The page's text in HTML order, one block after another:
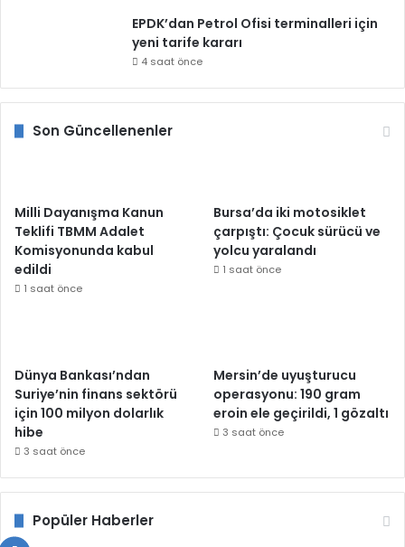
EPDK’dan Petrol Ofisi terminalleri için
yeni tarife kararı
4 saat önce
Son Güncellenenler
Milli Dayanışma Kanun
Teklifi TBMM Adalet
Komisyonunda kabul
edildi
1 saat önce
Bursa’da iki motosiklet
çarpıştı: Çocuk sürücü ve
yolcu yaralandı
1 saat önce
Dünya Bankası’ndan
Suriye’nin finans sektörü
için 100 milyon dolarlık
hibe
3 saat önce
Mersin’de uyuşturucu
operasyonu: 190 gram
eroin ele geçirildi, 1 gözaltı
3 saat önce
Popüler Haberler